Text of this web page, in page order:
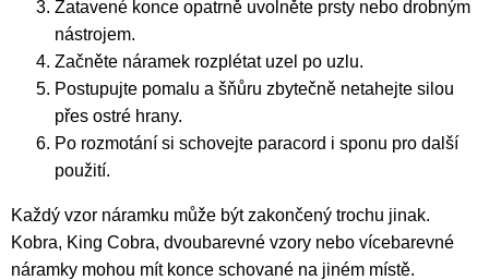
Zatavené konce opatrně uvolněte prsty nebo drobným
nástrojem.
Začněte náramek rozplétat uzel po uzlu.
Postupujte pomalu a šňůru zbytečně netahejte silou
přes ostré hrany.
Po rozmotání si schovejte paracord i sponu pro další
použití.
Každý vzor náramku může být zakončený trochu jinak.
Kobra, King Cobra, dvoubarevné vzory nebo vícebarevné
náramky mohou mít konce schované na jiném místě.